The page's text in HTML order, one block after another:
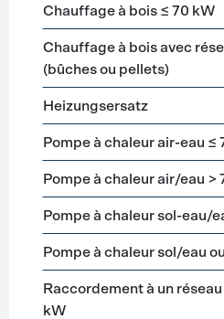
Chauffage à bois ≤ 70 kW
Chauffage à bois avec
(bûches ou pellets)
Heizungsersatz
Pompe à chaleur air-eau ≤
Pompe à chaleur air/eau >
Pompe à chaleur sol-eau/
Pompe à chaleur sol/eau
Raccordement à un
kW